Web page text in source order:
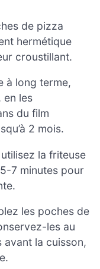
de pizza
hermétique
croustillant.
à long terme,
en les
du film
2 mois.
la friteuse
7 minutes pour
les poches de
les au
la cuisson,